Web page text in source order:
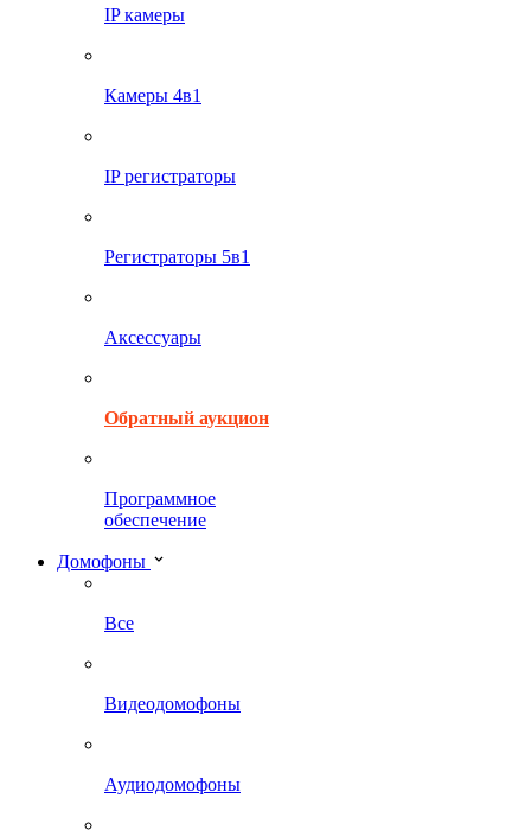
IP камеры
Камеры 4в1
IP регистраторы
Регистраторы 5в1
Аксессуары
Обратный аукцион
Программное
обеспечение
Домофоны
Все
Видеодомофоны
Аудиодомофоны